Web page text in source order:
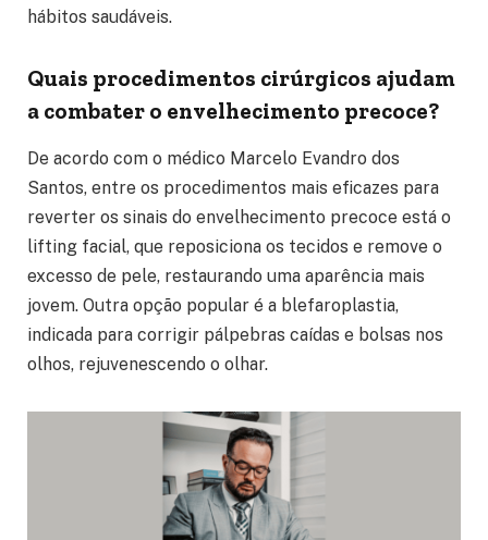
hábitos saudáveis.
Quais procedimentos cirúrgicos ajudam
a combater o envelhecimento precoce?
De acordo com o médico Marcelo Evandro dos
Santos, entre os procedimentos mais eficazes para
reverter os sinais do envelhecimento precoce está o
lifting facial, que reposiciona os tecidos e remove o
excesso de pele, restaurando uma aparência mais
jovem. Outra opção popular é a blefaroplastia,
indicada para corrigir pálpebras caídas e bolsas nos
olhos, rejuvenescendo o olhar.